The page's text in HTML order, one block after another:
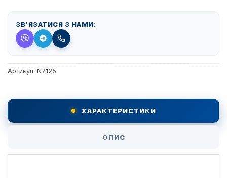
ЗВ'ЯЗАТИСЯ З НАМИ:
Артикул: N7125
ХАРАКТЕРИСТИКИ
ОПИС